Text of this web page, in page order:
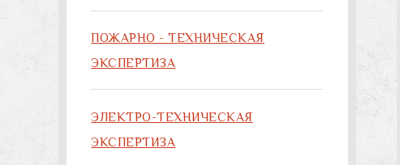
ПОЖАРНО - ТЕХНИЧЕСКАЯ
ЭКСПЕРТИЗА
ЭЛЕКТРО-ТЕХНИЧЕСКАЯ
ЭКСПЕРТИЗА